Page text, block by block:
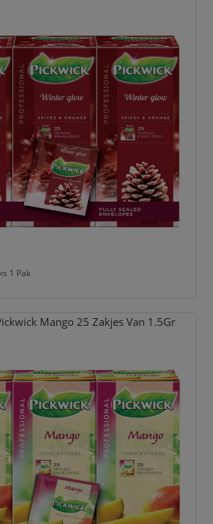
1 Pak
Mango 25 Zakjes Van 1.5Gr